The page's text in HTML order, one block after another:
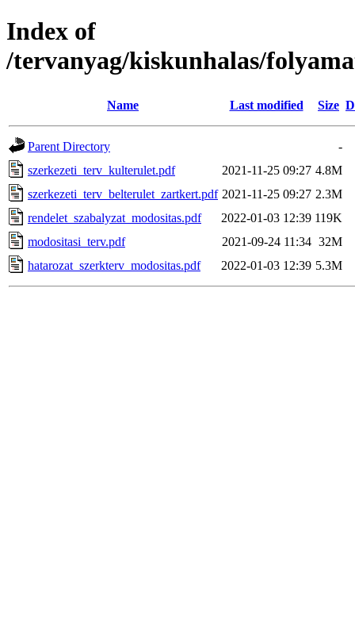
Index of
/tervanyag/kiskunhalas/
Name Last modified Size
Parent Directory
-
szerkezeti_terv_kulterulet.pdf
2021-11-25 09:27 4.8M
szerkezeti_terv_belterulet_zartkert.pdf 2021-11-25 09:27 2.3M
rendelet_szabalyzat_modositas.pdf
2022-01-03 12:39 119K
modositasi_terv.pdf
2021-09-24 11:34 32M
hatarozat_szerkterv_modositas.pdf
2022-01-03 12:39 5.3M